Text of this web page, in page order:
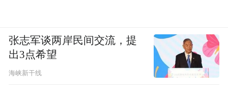
张志军谈两岸民间交流，提
出3点希望
海峡新干线